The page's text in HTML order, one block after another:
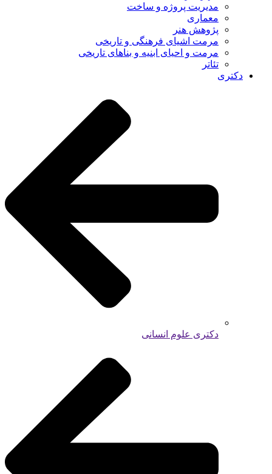
مدیریت پروژه و ساخت
معماری
پژوهش هنر
مرمت اشیای فرهنگی و تاریخی
مرمت و احیای ابنیه و بناهای تاریخی
تئاتر
دکتری
دکتری علوم انسانی